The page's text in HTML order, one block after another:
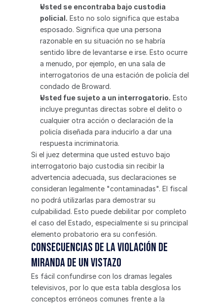
Usted se encontraba bajo custodia
policial. Esto no solo significa que estaba
esposado. Significa que una persona
razonable en su situación no se habría
sentido libre de levantarse e irse. Esto ocurre
a menudo, por ejemplo, en una sala de
interrogatorios de una estación de policía del
condado de Broward.
Usted fue sujeto a un interrogatorio. Esto
incluye preguntas directas sobre el delito o
cualquier otra acción o declaración de la
policía diseñada para inducirlo a dar una
respuesta incriminatoria.
Si el juez determina que usted estuvo bajo
interrogatorio bajo custodia sin recibir la
advertencia adecuada, sus declaraciones se
consideran legalmente "contaminadas". El fiscal
no podrá utilizarlas para demostrar su
culpabilidad. Esto puede debilitar por completo
el caso del Estado, especialmente si su principal
elemento probatorio era su confesión.
Consecuencias de la violación de
Miranda de un vistazo
Es fácil confundirse con los dramas legales
televisivos, por lo que esta tabla desglosa los
conceptos erróneos comunes frente a la